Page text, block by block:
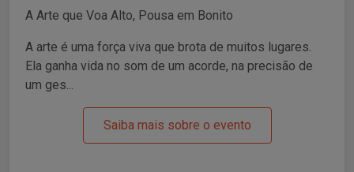
A Arte que Voa Alto, Pousa em Bonito
A arte é uma força viva que brota de muitos lugares.
Ela ganha vida no som de um acorde, na precisão de
um ges...
Saiba mais sobre o evento